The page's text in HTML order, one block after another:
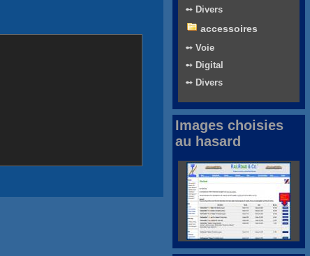
➻ Divers
accessoires
➻ Voie
➻ Digital
➻ Divers
Images choisies
au hasard